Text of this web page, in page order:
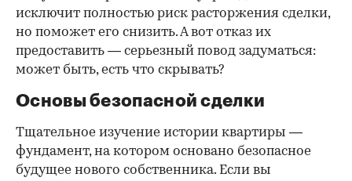
исключит полностью риск расторжения сделки,
но поможет его снизить. А вот отказ их
предоставить — серьезный повод задуматься:
может быть, есть что скрывать?
Основы безопасной сделки
Тщательное изучение истории квартиры —
фундамент, на котором основано безопасное
будущее нового собственника. Если вы